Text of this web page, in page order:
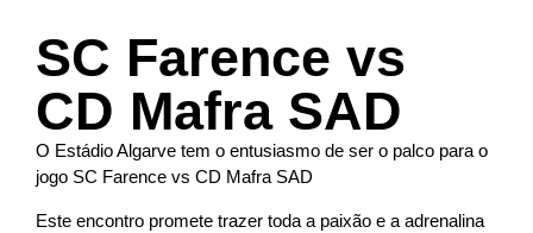
SC Farence vs
CD Mafra SAD
O Estádio Algarve tem o entusiasmo de ser o palco para o
jogo SC Farence vs CD Mafra SAD
Este encontro promete trazer toda a paixão e a adrenalina